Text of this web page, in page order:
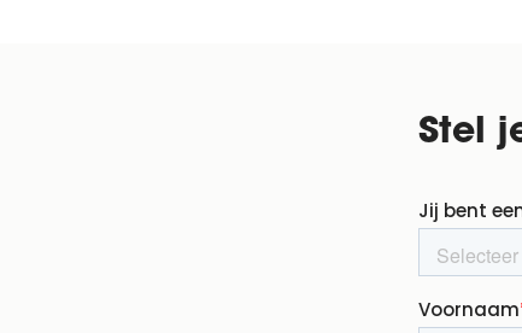
Stel